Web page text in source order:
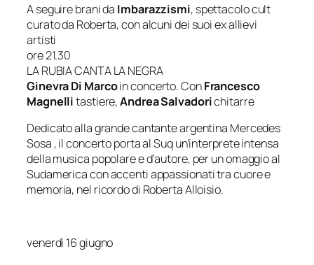
A seguire brani da Imbarazzismi, spettacolo cult
curato da Roberta, con alcuni dei suoi ex allievi
artisti
ore 21.30
LA RUBIA CANTA LA NEGRA
Ginevra Di Marcoin concerto. ConFrancesco
Magnellitastiere,Andrea Salvadorichitarre
Dedicato alla grande cantante argentina Mercedes
Sosa , il concerto porta al Suq un’interprete intensa
della musica popolare e d’autore, per un omaggio al
Sudamerica con accenti appassionati tra cuore e
memoria, nel ricordo di Roberta Alloisio.
venerdì 16 giugno